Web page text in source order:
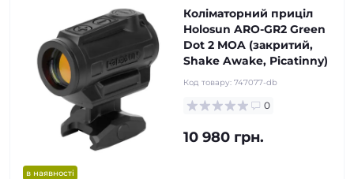
в наявності
Коліматорний приціл
Holosun ARO-GR2 Green
Dot 2 MOA (закритий,
Shake Awake, Picatinny)
Код товару: 747077-db
0
10 980 грн.